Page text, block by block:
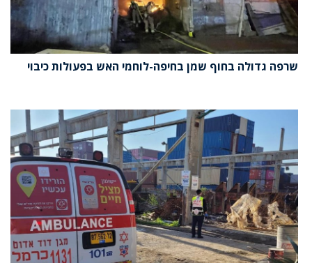
שרפה גדולה בחוף שמן בחיפה-לוחמי האש בפעולות כיבוי